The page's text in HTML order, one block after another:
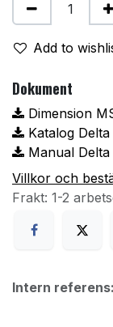
Add to
Dokument
Dimension
Katalog
Manual
Villkor och
Frakt: 1-2
Intern referens: